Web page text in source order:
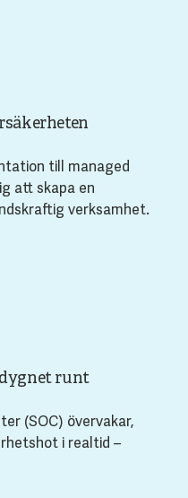
till managed
att skapa en
verksamhet.
runt
(SOC) övervakar,
i realtid –